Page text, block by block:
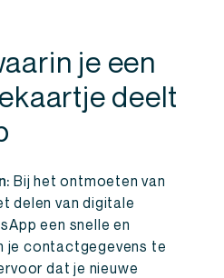
je een
deelt
Bij het ontmoeten van
delen van digitale
een snelle en
je contactgegevens te
dat je nieuwe